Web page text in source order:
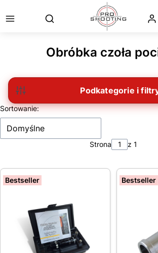
Otwórz wyszukiwarkę
Obróbka czoła
Filtry
Lista produktów
Sortowanie:
Domyślne
Strona z 1
Bestseller Bestseller